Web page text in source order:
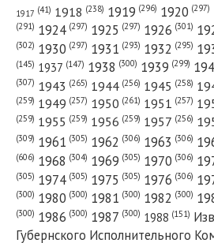
№ 90 от апреля 1975 года —
№ 209 от сентября 1978 года —
1917 (41) 1918 (238) 1919 (296) 1920 (297)
(291) 1924 (297) 1925 (297) 1926 (301)
(302) 1930 (297) 1931 (293) 1932 (295)
(145) 1937 (147) 1938 (300) 1939 (299)
(307) 1943 (265) 1944 (256) 1945 (258)
(259) 1949 (257) 1950 (261) 1951 (257)
(259) 1955 (259) 1956 (259) 1957 (256)
(309) 1961 (305) 1962 (306) 1963 (306)
(606) 1968 (304) 1969 (305) 1970 (306)
(305) 1974 (305) 1975 (305) 1976 (306)
(300) 1980 (300) 1981 (300) 1982 (300)
(300) 1986 (300) 1987 (300) 1988 (151)
Губернского Исполнительного